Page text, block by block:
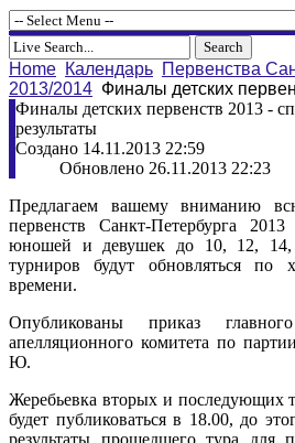
Home Календарь Первенства
2013/2014 Финалы детских
Финалы детских первенств 2013 -
результаты
Создано 14.11.2013 22:59
Обновлено 26.11.2013 22:23
Предлагаем вашему вниманию
первенств Санкт-Петербурга
юношей и девушек до 10, 12, 14,
турниров будут обновляться по
времени.
Опубликованы приказ
апелляционного комитета по
Ю.
Жеребьевка вторых и последующих
будет публиковаться в 18.00, до
результаты прошедшего тура для